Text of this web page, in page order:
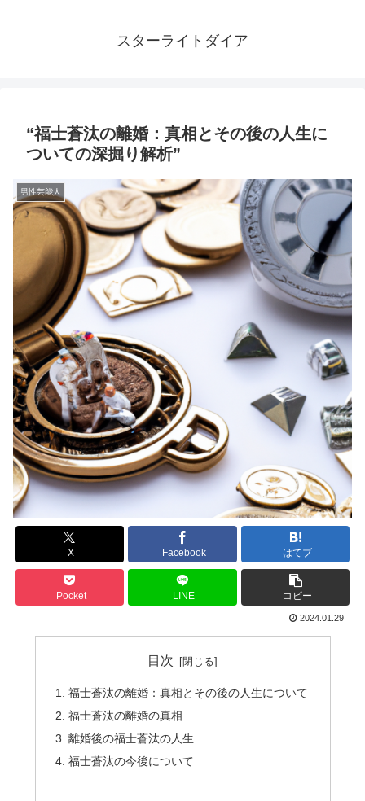
スターライトダイア
“福士蒼汰の離婚：真相とその後の人生に
ついての深掘り解析”
男性芸能人
X Facebook はてブ
Pocket LINE コピー
2024.01.29
目次
福士蒼汰の離婚：真相とその後の人生について
福士蒼汰の離婚の真相
離婚後の福士蒼汰の人生
福士蒼汰の今後について